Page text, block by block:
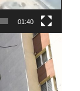
01:40